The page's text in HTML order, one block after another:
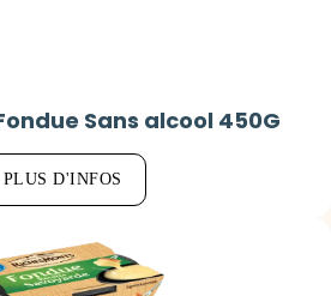
Sans alcool 450G
PLUS D'INFOS